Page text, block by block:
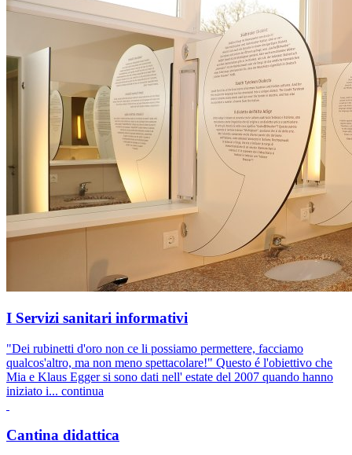
I Servizi sanitari informativi
"Dei rubinetti d'oro non ce li possiamo permettere, facciamo
qualcos'altro, ma non meno spettacolare!" Questo é l'obiettivo che
Mia e Klaus Egger si sono dati nell' estate del 2007 quando hanno
iniziato i... continua
Cantina didattica